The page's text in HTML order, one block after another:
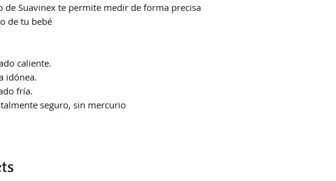
de Suavinex te permite medir de forma precisa
de tu bebé
caliente.
idónea.
fría.
seguro, sin mercurio